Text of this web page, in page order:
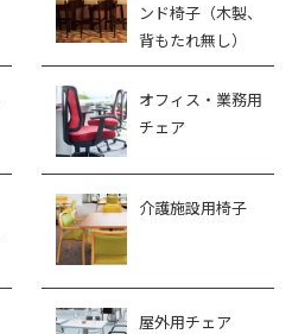
ンド椅子（木製、
背もたれ無し）
オフィス・業務用
チェア
介護施設用椅子
屋外用チェア